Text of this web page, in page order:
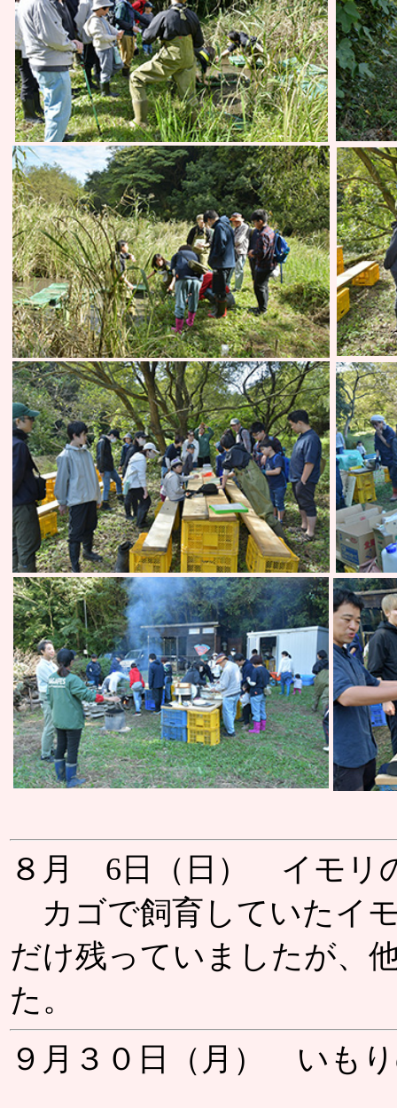
８月 6日（日） イモリ
カゴで飼育していたイ
だけ残っていましたが、
た。
９月３０日（月） いも